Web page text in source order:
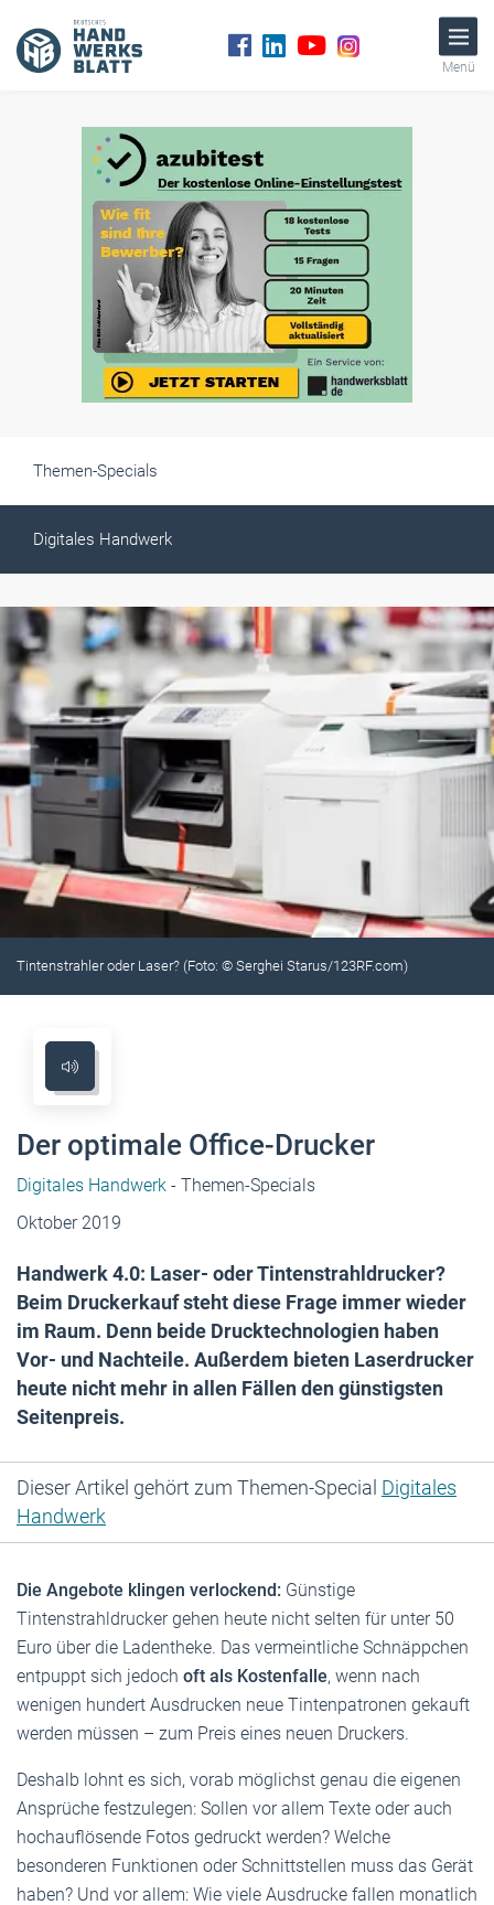
Menü
Themen-Specials
Digitales Handwerk
Tintenstrahler oder Laser? (Foto: © Serghei Starus/123RF.com)
Der optimale Office-Drucker
Digitales Handwerk - Themen-Specials
Oktober 2019
Handwerk 4.0: Laser- oder Tintenstrahldrucker?
Beim Druckerkauf steht diese Frage immer wieder
im Raum. Denn beide Drucktechnologien haben
Vor- und Nachteile. Außerdem bieten Laserdrucker
heute nicht mehr in allen Fällen den günstigsten
Seitenpreis.
Dieser Artikel gehört zum Themen-Special Digitales
Handwerk
Die Angebote klingen verlockend: Günstige
Tintenstrahldrucker gehen heute nicht selten für unter 50
Euro über die Ladentheke. Das vermeintliche Schnäppchen
entpuppt sich jedoch oft als Kostenfalle, wenn nach
wenigen hundert Ausdrucken neue Tintenpatronen gekauft
werden müssen – zum Preis eines neuen Druckers.
Deshalb lohnt es sich, vorab möglichst genau die eigenen
Ansprüche festzulegen: Sollen vor allem Texte oder auch
hochauflösende Fotos gedruckt werden? Welche
besonderen Funktionen oder Schnittstellen muss das Gerät
haben? Und vor allem: Wie viele Ausdrucke fallen monatlich